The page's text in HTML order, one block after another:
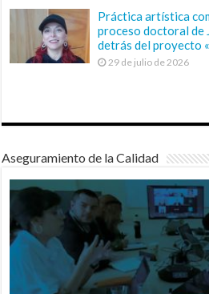
Práctica artística
proceso doctoral de
detrás del proyecto
29 de julio de 2026
Aseguramiento de la Calidad